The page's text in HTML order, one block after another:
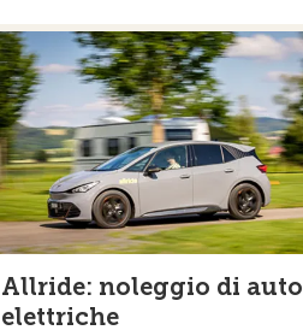
Allride: noleggio di auto
elettriche